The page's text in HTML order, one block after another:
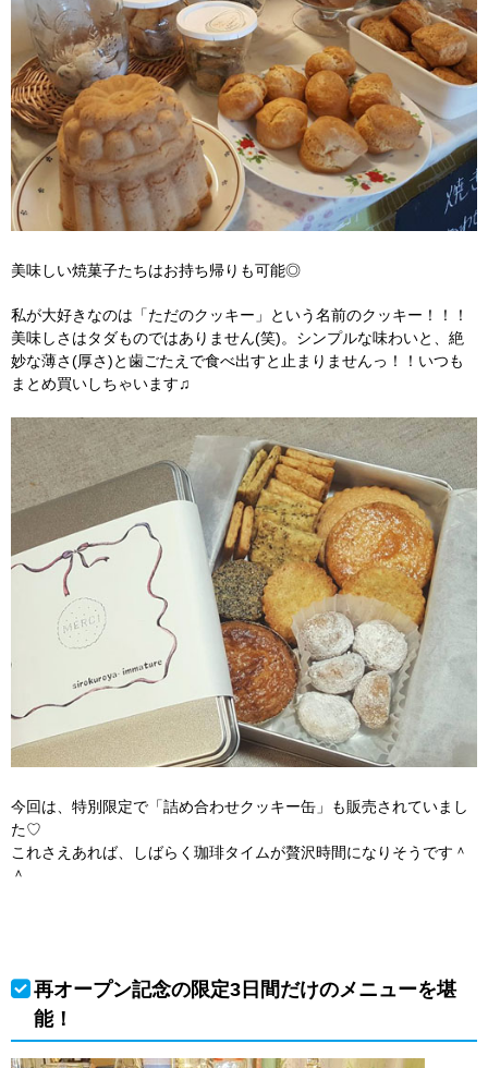
美味しい焼菓子たちはお持ち帰りも可能◎
私が大好きなのは「ただのクッキー」という名前のクッキー！！！
美味しさはタダものではありません(笑)。シンプルな味わいと、絶
妙な薄さ(厚さ)と歯ごたえで食べ出すと止まりませんっ！！いつも
まとめ買いしちゃいます♫
今回は、特別限定で「詰め合わせクッキー缶」も販売されていまし
た♡
これさえあれば、しばらく珈琲タイムが贅沢時間になりそうです＾
＾
再オープン記念の限定3日間だけのメニューを堪
能！